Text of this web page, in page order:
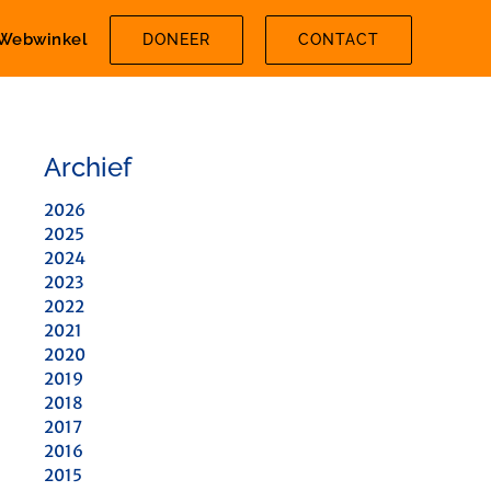
DONEER CONTACT
Archief
2026
2025
2024
2023
2022
2021
2020
2019
2018
2017
2016
2015